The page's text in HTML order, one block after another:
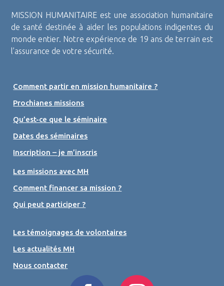
MISSION HUMANITAIRE est une association humanitaire
de santé destinée à aider les populations indigentes du
monde entier. Notre expérience de 19 ans de terrain est
l’assurance de votre sécurité.
Comment partir en mission humanitaire ?
Prochianes missions
Qu’est-ce que le séminaire
Dates des séminaires
Inscription – je m’inscris
Les missions avec MH
Comment financer sa mission ?
Qui peut participer ?
Les témoignages de volontaires
Les actualités MH
Nous contacter